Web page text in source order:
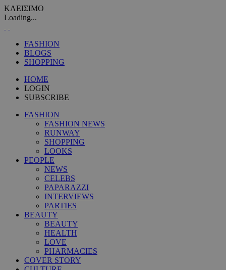
ΚΛΕΙΣΙΜΟ
Loading...
FASHION
BLOGS
SHOPPING
HOME
LOGIN
SUBSCRIBE
FASHION
FASHION NEWS
RUNWAY
SHOPPING
LOOKS
PEOPLE
NEWS
CELEBS
PAPARAZZI
INTERVIEWS
PARTIES
BEAUTY
BEAUTY
HEALTH
LOVE
PHARMACIES
COVER STORY